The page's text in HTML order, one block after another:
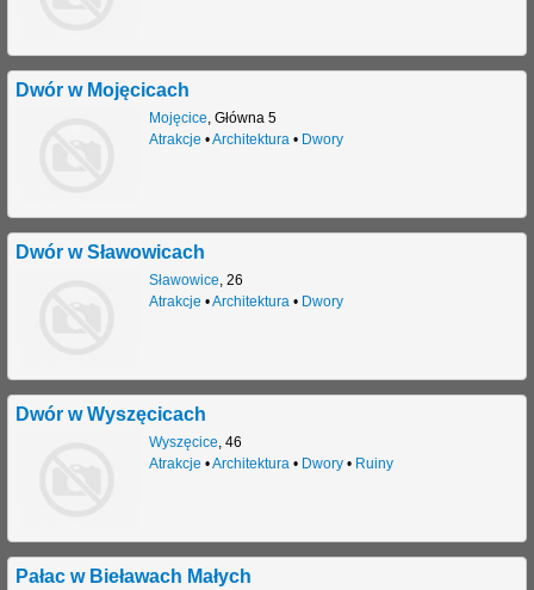
Dwór w Mojęcicach
Mojęcice Główna 5
Atrakcje •Architektura • Dwory
Dwór w Sławowicach
Sławowice 26
Atrakcje •Architektura • Dwory
Dwór w Wyszęcicach
Wyszęcice 46
Atrakcje •Architektura • Dwory• Ruiny
Pałac w Bieławach Małych